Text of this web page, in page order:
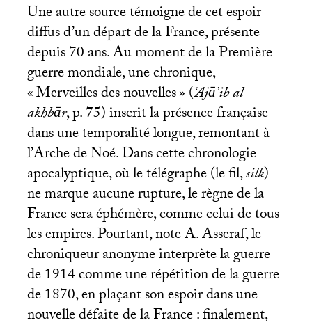
Une autre source témoigne de cet espoir
diffus d’un départ de la France, présente
depuis 70 ans. Au moment de la Première
guerre mondiale, une chronique,
«Merveilles des nouvelles» (‘Ajā’ib al-
akhbār, p. 75) inscrit la présence française
dans une temporalité longue, remontant à
l’Arche de Noé. Dans cette chronologie
apocalyptique, où le télégraphe (le fil,silk)
ne marque aucune rupture, le règne de la
France sera éphémère, comme celui de tous
les empires. Pourtant, note A. Asseraf, le
chroniqueur anonyme interprète la guerre
de 1914 comme une répétition de la guerre
de 1870, en plaçant son espoir dans une
nouvelle défaite de la France : finalement,